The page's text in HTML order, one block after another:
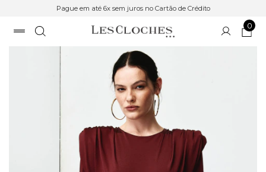
Pague em até 6x sem juros no Cartão de Crédito
0